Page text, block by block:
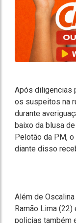
Após diligencias
os suspeitos na
durante
baixo da blusa de
Pelotão da PM,
diante disso
Além de
Ramão Lima (22)
policias também